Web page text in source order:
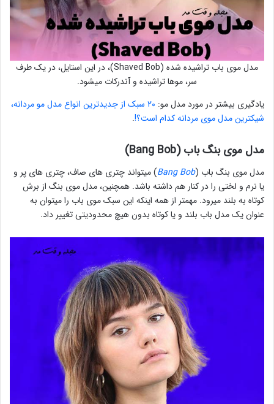
مدل موی باب تراشیده شده (Shaved Bob)، در این استایل، در یک طرف
سر، موها تراشیده و آندرکات میشود.
یادگیری بیشتر در مورد مدل مو:
۲۰ سبک از جدیدترین انواع مدل مو مردانه،
شیکترین مدل موی مردانه کدام است؟!.
مدل موی بنگ باب (Bang Bob)
مدل موی بنگ باب (Bang Bob) میتواند چتری های صاف، چتری های پر و
یا نرم و لختی را در کنار هم داشته باشد. همچنین، مدل موی بنگ از برش
کوتاه به بلند میرود. مهمتر از همه اینکه این سبک موی باب را میتوان به
عنوان یک مدل باب بلند و یا کوتاه بدون هیچ محدودیتی تغییر داد.